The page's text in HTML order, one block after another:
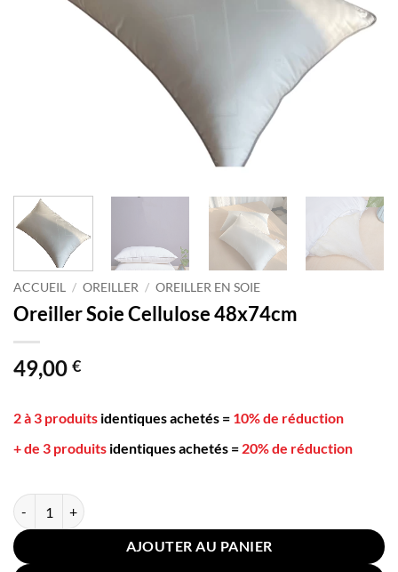
ACCUEIL / OREILLER / OREILLER EN SOIE
Oreiller Soie Cellulose 48x74cm
49,00 €
2 à 3 produits identiques achetés = 10% de réduction
+ de 3 produits identiques achetés = 20% de réduction
quantité de Oreiller Soie Cellulose 48x74cm
AJOUTER AU PANIER